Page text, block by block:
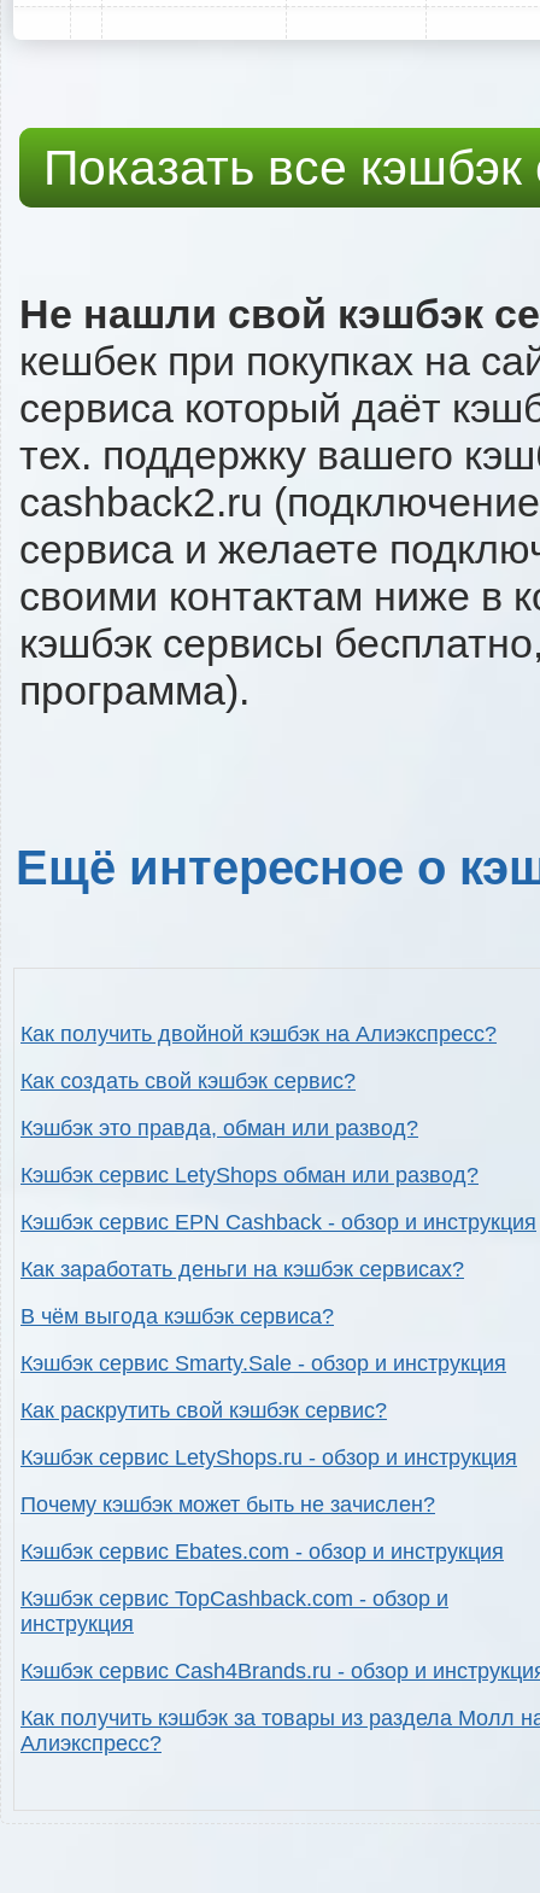
Показать все
Не нашли свой кэшбэк
кешбек при покупках на
сервиса который даёт
тех. поддержку вашего
cashback2.ru
сервиса и желаете
своими контактам ниже в
кэшбэк сервисы
программа).
Ещё интересное о
Как получить двойной кэшбэк на Алиэкспресс?
Как создать свой кэшбэк сервис?
Кэшбэк это правда, обман или развод?
Кэшбэк сервис LetyShops обман или развод?
Кэшбэк сервис EPN Cashback - обзор и инструкция
Как заработать деньги на кэшбэк сервисах?
В чём выгода кэшбэк сервиса?
Кэшбэк сервис Smarty.Sale - обзор и инструкция
Как раскрутить свой кэшбэк сервис?
Кэшбэк сервис LetyShops.ru - обзор и инструкция
Почему кэшбэк может быть не зачислен?
Кэшбэк сервис Ebates.com - обзор и инструкция
Кэшбэк сервис TopCashback.com - обзор и
инструкция
Кэшбэк сервис Cash4Brands.ru - обзор и
Как получить кэшбэк за товары из раздела Молл
Алиэкспресс?